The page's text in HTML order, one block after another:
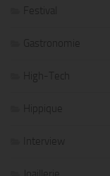
Festival
Gastronomie
High-Tech
Hippique
Interview